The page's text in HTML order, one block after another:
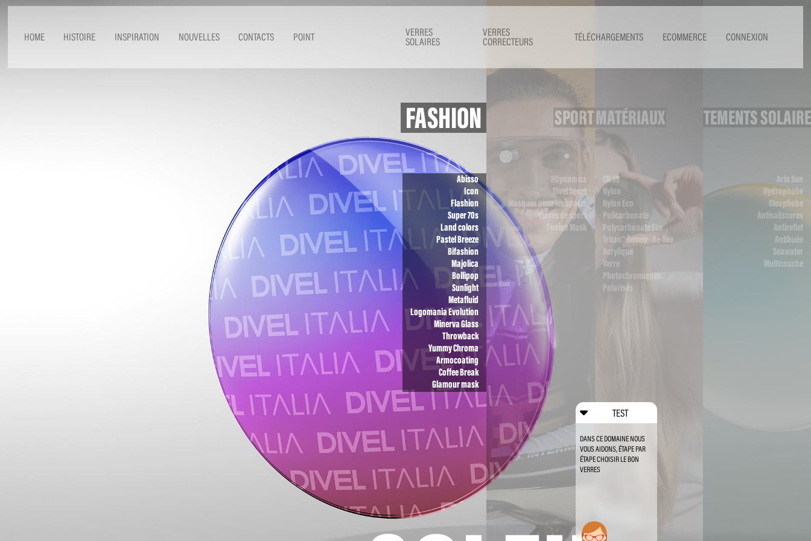
HOME HISTOIRE INSPIRATION NOUVELLES CONTACTS POINT VERRES
SOLAIRES
VERRES
CORRECTEURS TÉLÉCHARGEMENTS ECOMMERCE CONNEXION
TEST
DANS CE DOMAINE NOUS
VOUS AIDONS, ÉTAPE PAR
ÉTAPE CHOISIR LE BON
VERRES
FASHION
Abisso
Icon
Flashion
Super 70s
Land colors
Pastel Breeze
Bifashion
Majolica
Bollipop
Sunlight
Metafluid
Logomania Evolution
Minerva Glass
Throwback
Yummy Chroma
Armocoating
Coffee Break
Glamour mask
SPORT
HDynamics
Divel Sport
Masques pour les sports
Verres de sport
Fusion Mask
MATÉRIAUX
CR 39
Nylon
Nylon Eco
Policarbonate
Polycarbonate Eco
Tritan™ Renew - Re-live
Acrylique
Verre
Photochromiques
Polarisés
TRAITEMENTS SOLAIRE
Aria Sun
Hydrophobe
Oleophobe
Antisalissures
Antireflet
Antibuèe
Seawater
Multicouche